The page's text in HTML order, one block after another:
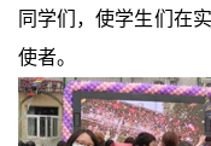
同学们，使学生们在
使者。